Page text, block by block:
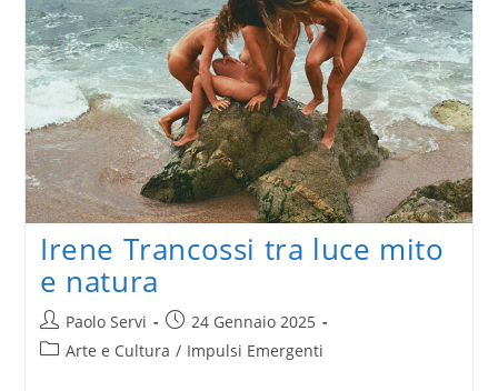
Irene Trancossi tra luce mito
e natura
Autore
dell'articolo:
Paolo Servi
Articolo
pubblicato:
24 Gennaio 2025
Categoria
Arte e Cultura / Impulsi Emergenti